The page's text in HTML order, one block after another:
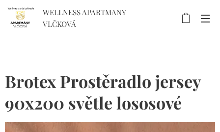
WELLNESS APARTMANY
VLČKOVÁ
Brotex Prostěradlo jersey
90x200 světle lososové